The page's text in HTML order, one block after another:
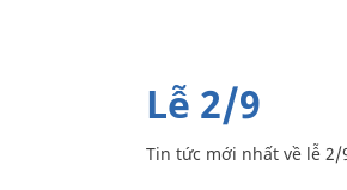
lễ 2/9
Tin tức mới nhất về lễ 2/